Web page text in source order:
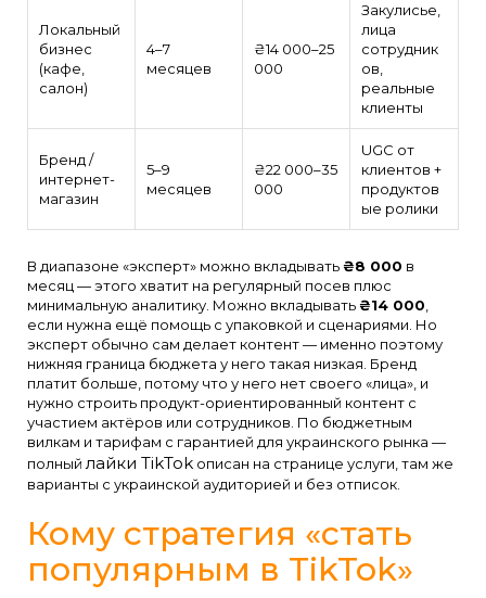
Локальный
бизнес
(кафе,
салон)
4–7
месяцев
₴14 000–25
000
Закулисье,
лица
сотрудник
ов,
реальные
клиенты
Бренд /
интернет-
магазин
5–9
месяцев
₴22 000–35
000
UGC от
клиентов +
продуктов
ые ролики
В диапазоне «эксперт» можно вкладывать₴8 000 в
месяц — этого хватит на регулярный посев плюс
минимальную аналитику. Можно вкладывать₴14 000
если нужна ещё помощь с упаковкой и сценариями. Но
эксперт обычно сам делает контент — именно поэтому
нижняя граница бюджета у него такая низкая. Бренд
платит больше, потому что у него нет своего «лица», и
нужно строить продукт-ориентированный контент с
участием актёров или сотрудников. По бюджетным
вилкам и тарифам с гарантией для украинского рынка —
полный лайки TikTok описан на странице услуги, там же
варианты с украинской аудиторией и без отписок.
Кому стратегия «стать
популярным в TikTok»